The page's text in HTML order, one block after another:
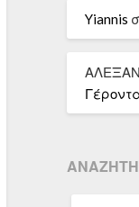
Yiannis